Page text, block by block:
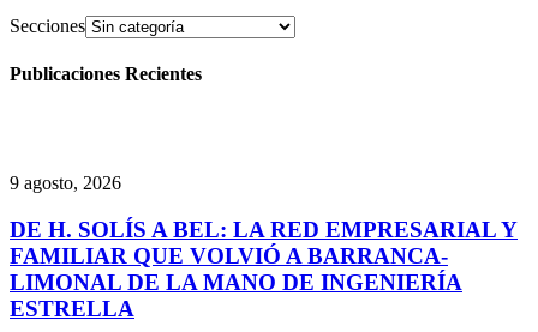
Secciones
Publicaciones Recientes
9 agosto, 2026
DE H. SOLÍS A BEL: LA RED EMPRESARIAL Y
FAMILIAR QUE VOLVIÓ A BARRANCA-
LIMONAL DE LA MANO DE INGENIERÍA
ESTRELLA